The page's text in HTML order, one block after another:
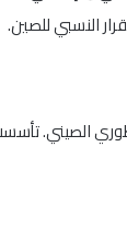
الحكم الإمبراطوري